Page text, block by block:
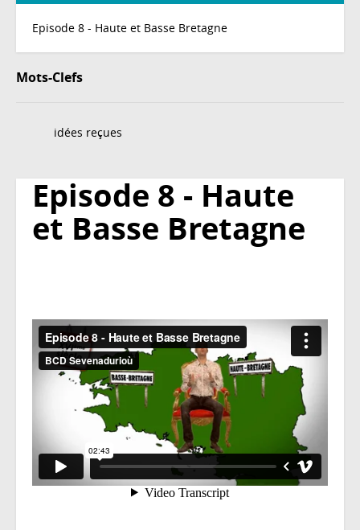
Episode 8 - Haute et Basse Bretagne
Mots-Clefs
idées reçues
Episode 8 - Haute
et Basse Bretagne
Haute
Basse
Bretagne